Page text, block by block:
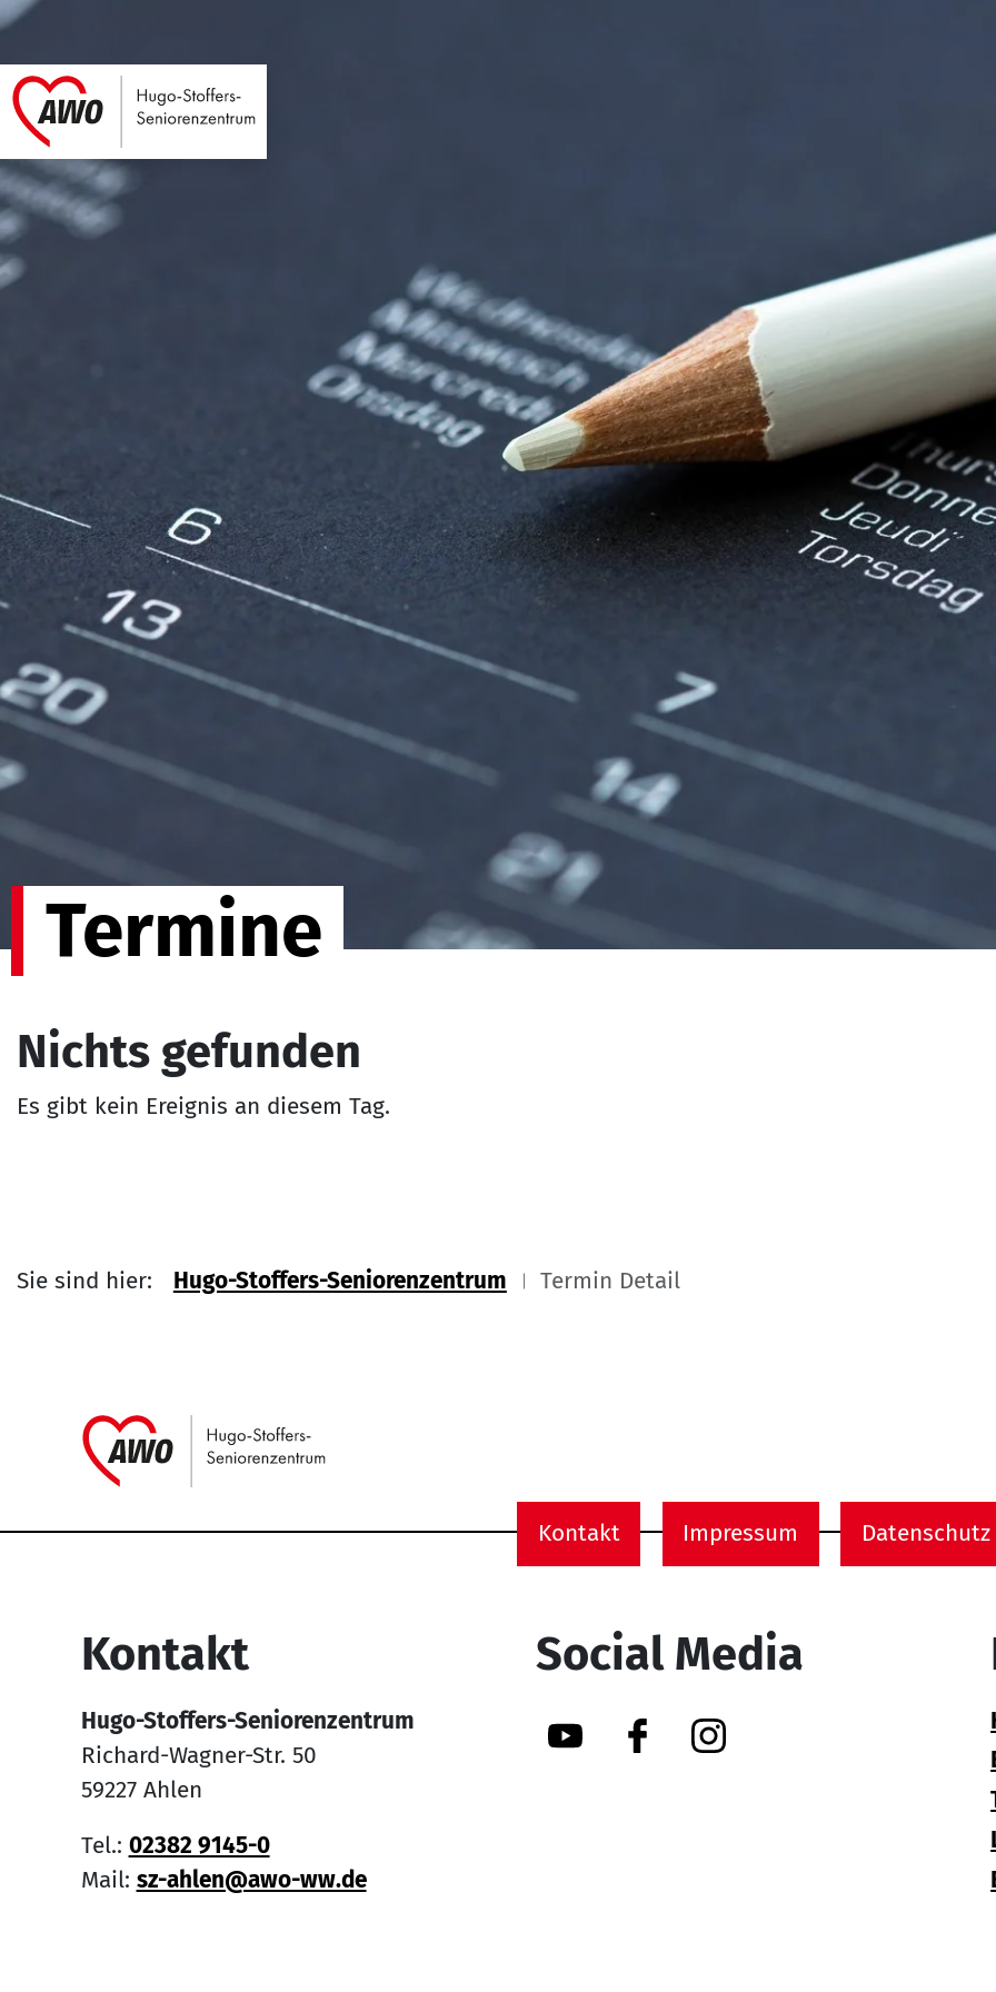
Hugo-Stoffers-Seniorenzentrum |
Termine
Nichts gefunden
Es gibt kein Ereignis an diesem Tag.
Sie sind hier: Hugo-Stoffers-Seniorenzentrum Termin Detail
Service Informationen
Kontakt Impressum Datenschutz
Kontakt
Hugo-Stoffers-Seniorenzentrum
Richard-Wagner-Str. 50
59227 Ahlen
Tel.: 02382 9145-0
Mail: sz-ahlen@awo-ww.de
Social Media
YouTube FacebookInstagram